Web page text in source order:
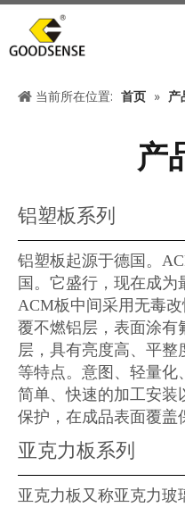
当前所在位置: 首页 » 产
产
铝塑板系列
铝塑板起源于德国。
国。它盛行，现在成为
ACM板中间采用无毒
覆不燃铝层，表面涂有
层，具有亮度高、平整
等特点。意图、轻量化
简单、快速的加工安装
保护，在成品表面覆盖
亚克力板系列
亚克力板又称亚克力玻